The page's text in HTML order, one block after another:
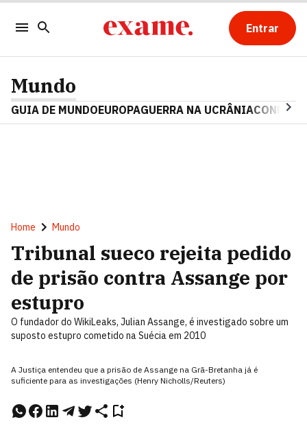
Entrar
Mundo
GUIA DE MUNDOEUROPAGUERRA NA UCRÂNIA
Home Mundo
Tribunal sueco rejeita pedido
de prisão contra Assange por
estupro
O fundador do WikiLeaks, Julian Assange, é investigado sobre um
suposto estupro cometido na Suécia em 2010
A Justiça entendeu que a prisão de Assange na Grã-Bretanha já é
suficiente para as investigações (Henry Nicholls/Reuters)